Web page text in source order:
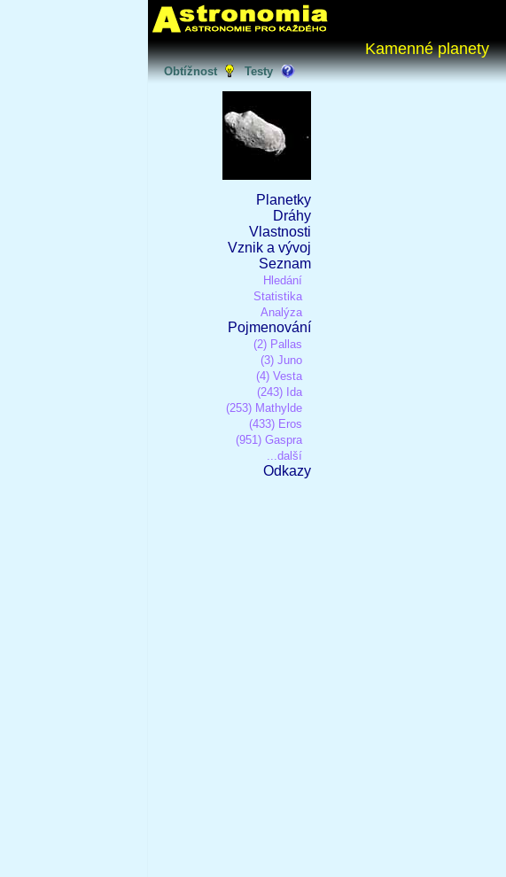
Kamenné planety
Obtížnost Testy
Planetky
Dráhy
Vlastnosti
Vznik a vývoj
Seznam
Hledání
Statistika
Analýza
Pojmenování
(2) Pallas
(3) Juno
(4) Vesta
(243) Ida
(253) Mathylde
(433) Eros
(951) Gaspra
...další
Odkazy